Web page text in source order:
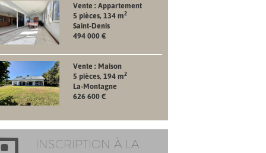
Vente : Appartement
5 pièces, 134 m2
Saint-Denis
494 000 €
Vente : Maison
5 pièces, 194 m2
La-Montagne
626 600 €
INSCRIPTION À LA